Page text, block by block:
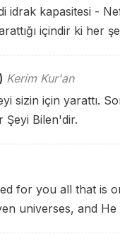
idrak kapasitesi -
içindir ki her
Kerim Kur'an
sizin için yarattı.
Şeyi Bilen'dir.
for you all that is
universes, and